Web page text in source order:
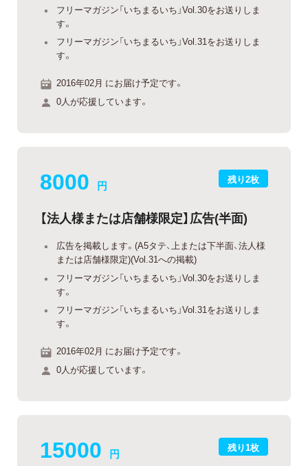
フリーマガジン「いちまるいち」Vol.30をお送りしま
す。
フリーマガジン「いちまるいち」Vol.31をお送りしま
す。
2016年02月 にお届け予定です。
0人が応援しています。
残り2枚
8000 円
【法人様または店舗様限定】広告(半面)
広告を掲載します。(A5タテ、上または下半面、法人様
または店舗様限定)(Vol.31への掲載)
フリーマガジン「いちまるいち」Vol.30をお送りしま
す。
フリーマガジン「いちまるいち」Vol.31をお送りしま
す。
2016年02月 にお届け予定です。
0人が応援しています。
残り1枚
15000 円